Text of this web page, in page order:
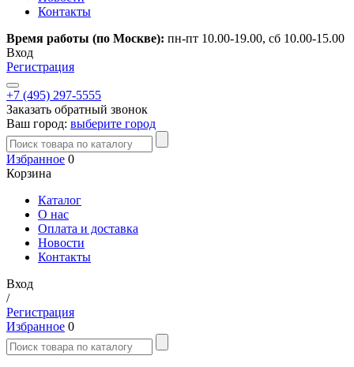
Контакты
Время работы (по Москве): пн-пт 10.00-19.00, сб 10.00-15.00
Вход
Регистрация
+7 (495) 297-5555
Заказать обратный звонок
Ваш город: выберите город
Избранное 0
Корзина
Каталог
О нас
Оплата и доставка
Новости
Контакты
Вход
/
Регистрация
Избранное 0